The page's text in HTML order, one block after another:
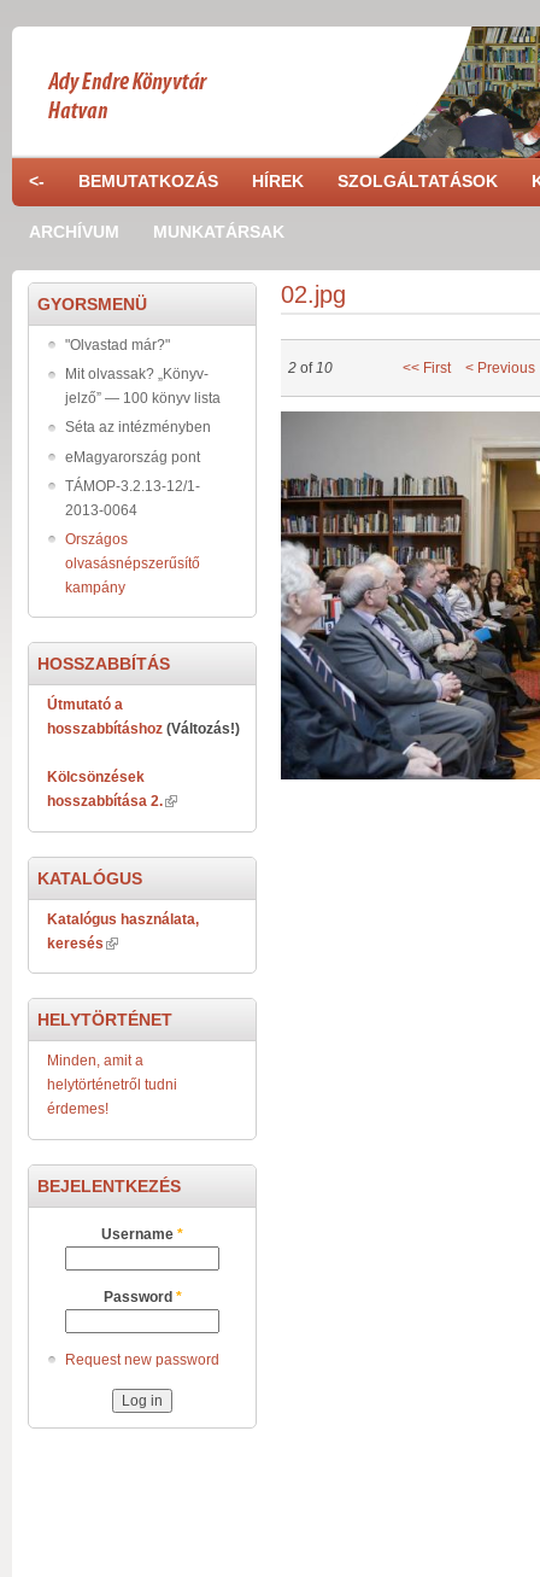
<- BEMUTATKOZÁS HÍREK SZOLGÁLTATÁSOK
ARCHÍVUM MUNKATÁRSAK
02.jpg
2 of10 << First < Previous
GYORSMENÜ
"Olvastad már?"
Mit olvassak? „Könyv-
jelző” — 100 könyv lista
Séta az intézményben
eMagyarország pont
TÁMOP-3.2.13-12/1-
2013-0064
Országos
olvasásnépszerűsítő
kampány
HOSSZABBÍTÁS
Útmutató a
hosszabbításhoz (Változás!)
Kölcsönzések
hosszabbítása 2.
KATALÓGUS
Katalógus használata,
keresés
HELYTÖRTÉNET
Minden, amit a
helytörténetről tudni
érdemes!
BEJELENTKEZÉS
Username *
Password *
Request new password